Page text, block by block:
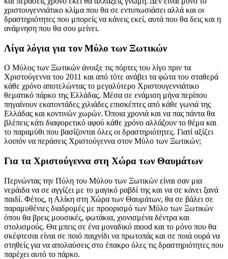
χριστουγεννιάτικο κλίμα που θα σε εντυπωσιάσει αλλά και οι
δραστηριότητες που μπορείς να κάνεις εκεί, αυτά που θα δεις και η
ανάμνηση που θα σου μείνει.
Λίγα λόγια για τον Μύλο των Ξωτικών
Ο Μύλος των Ξωτικών άνοιξε τις πόρτες του λίγο πριν τα
Χριστούγεννα του 2011 και από τότε ανάβει τα φώτα του σταθερά
κάθε χρόνο αποτελώντας το μεγαλύτερο Χριστουγεννιάτικο
θεματικό πάρκο της Ελλάδας. Μέσα σε ενάμιση μήνα περίπου
πηγαίνουν εκατοντάδες χιλιάδες επισκέπτες από κάθε γωνιά της
Ελλάδας και κοντινών χωρών. Όποια χρονιά και να πας πάντα θα
βλέπεις κάτι διαφορετικό αφού κάθε χρόνο αλλάζουν το θέμα και
το παραμύθι που βασίζονται όλες οι δραστηριότητες. Γιατί αξίζει
λοιπόν να περάσεις Χριστούγεννα στον Μύλο των Ξωτικών;
Για τα Χριστούγεννα στη Χώρα των Θαυμάτων
Περνώντας την Πύλη του Μύλου των Ξωτικών είναι σαν μια
νεράιδα να σε αγγίζει με το μαγικό ραβδί της και να σε κάνει ξανά
παιδί. Φέτος, η Αλίκη στη Χώρα των Θαυμάτων, θα σε βάλει σε
παραμυθένιες διαδρομές με προορισμό των Μύλο των Ξωτικών
όπου θα βρεις μουσικές, φωτάκια, χιονισμένα δέντρα και
στολισμούς. Θα μπεις σε ένα μοναδικό mood και το μόνο που θα
σκέφτεσαι είναι σε ποιό παιχνίδι να πρωτοπάς και σε ποιά ουρά να
στηθείς για να απολαύσεις στο έπακρο όλες τις δραστηριότητες που
παρέχει αυτό το πάρκο.